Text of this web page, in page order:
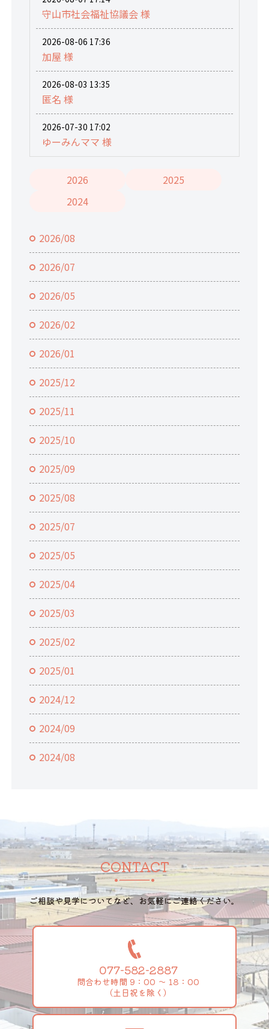
守山市社会福祉協議会 様
2026-08-06 17:36
加屋 様
2026-08-03 13:35
匿名 様
2026-07-30 17:02
ゆーみんママ 様
2026
2025
2024
2026/08
2026/07
2026/05
2026/02
2026/01
2025/12
2025/11
2025/10
2025/09
2025/08
2025/07
2025/05
2025/04
2025/03
2025/02
2025/01
2024/12
2024/09
2024/08
CONTACT
ご相談や見学についてなど、お気軽にご連絡ください。
077-582-2887
問合わせ時間 9：00 ～ 18：00
（土日祝を除く）